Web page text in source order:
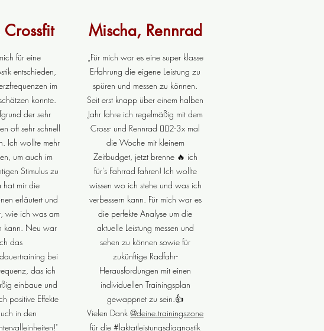
für eine
entschieden,
im
konnte.
der sehr
oft sehr schnell
Ich wollte mehr
um auch im
Stimulus zu
hat mir die
erläutert und
wie ich was am
kann. Neu war
das
bei
das ich
einbaue und
positive Effekte
in den
Mischa, Rennrad
„Für mich war es eine super klasse
Erfahrung die eigene Leistung zu
spüren und messen zu können.
Seit erst knapp über einem halben
Jahr fahre ich regelmäßig mit dem
Cross- und Rennrad 🚴‍♂️2-3x mal
die Woche mit kleinem
Zeitbudget, jetzt brenne 🔥 ich
für's Fahrrad fahren! Ich wollte
wissen wo ich stehe und was ich
verbessern kann. Für mich war es
die perfekte Analyse um die
aktuelle Leistung messen und
sehen zu können sowie für
zukünftige Radfahr-
Herausfordungen mit einen
individuellen Trainingsplan
gewappnet zu sein.👍
Vielen Dank@deine.trainingszone
für die#laktatleistungsdiagnostik